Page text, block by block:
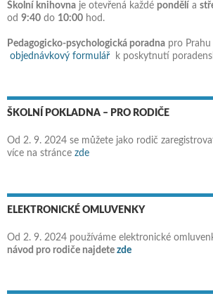
Školní knihovna je otevřená každé pondělí a
od 9:40 do 10:00 hod.
Pedagogicko-psychologická poradna pro Prahu
objednávkový formulář k poskytnutí
ŠKOLNÍ POKLADNA – PRO RODIČE
Od 2. 9. 2024 se můžete jako rodič
více na stránce zde
ELEKTRONICKÉ OMLUVENKY
Od 2. 9. 2024 používáme elektronické
návod pro rodiče najdete zde